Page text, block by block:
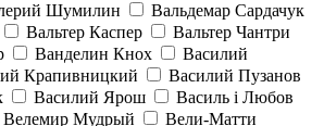
Шумилин
Вальдемар Сардачук
Вальтер Каспер
Вальтер Чантри
Ванделин Кнох
Василий
Крапивницкий
Василий Пузанов
Василий Ярош
Василь і Любов
Велемир Мудрый
Вели-Матти